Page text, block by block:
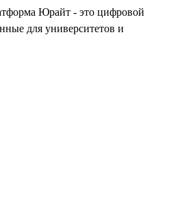
Юрайт - это цифровой
для университетов и